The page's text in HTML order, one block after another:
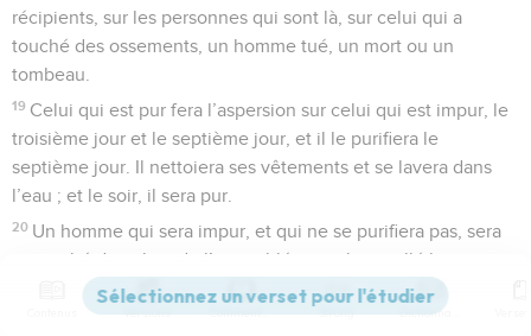
récipients, sur les personnes qui sont là, sur celui qui a
touché des ossements, un homme tué, un mort ou un
tombeau.
19 Celui qui est pur fera l’aspersion sur celui qui est impur, le
troisième jour et le septième jour, et il le purifiera le
septième jour. Il nettoiera ses vêtements et se lavera dans
l’eau ; et le soir, il sera pur.
20 Un homme qui sera impur, et qui ne se purifiera pas, sera
retranché du milieu de l’assemblée, car il a souillé le
sanctuaire de l’Éternel ; comme l’eau contre la souillure n’a
pas été répandue sur lui, il est impur.
Versions Commentaires Strong